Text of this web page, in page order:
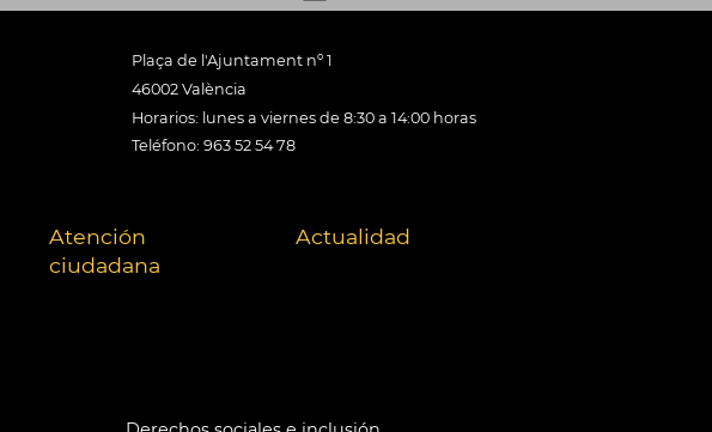
Plaça de l'Ajuntament nº 1
46002 València
Horarios: lunes a viernes de 8:30 a 14:00 horas
Teléfono: 963 52 54 78
Atención
ciudadana
Actualidad